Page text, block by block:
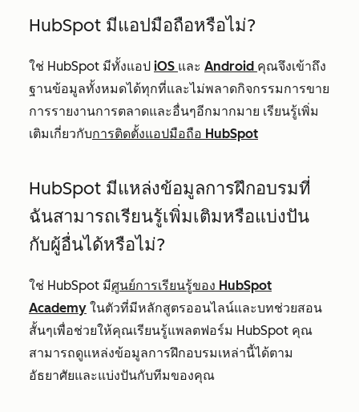
HubSpot มีแอปมือถือหรือไม่?
ใช่ HubSpot มีทั้งแอป iOS และ Android คุณจึงเข้าถึง
ฐานข้อมูลทั้งหมดได้ทุกที่และไม่พลาดกิจกรรมการขาย
การรายงานการตลาดและอื่นๆอีกมากมาย เรียนรู้เพิ่ม
เติมเกี่ยวกับการติดตั้งแอปมือถือ HubSpot
HubSpot มีแหล่งข้อมูลการฝึกอบรมที่
ฉันสามารถเรียนรู้เพิ่มเติมหรือแบ่งปัน
กับผู้อื่นได้หรือไม่?
ใช่ HubSpot มีศูนย์การเรียนรู้ของ HubSpot
Academy ในตัวที่มีหลักสูตรออนไลน์และบทช่วยสอน
สั้นๆเพื่อช่วยให้คุณเรียนรู้แพลตฟอร์ม HubSpot คุณ
สามารถดูแหล่งข้อมูลการฝึกอบรมเหล่านี้ได้ตาม
อัธยาศัยและแบ่งปันกับทีมของคุณ